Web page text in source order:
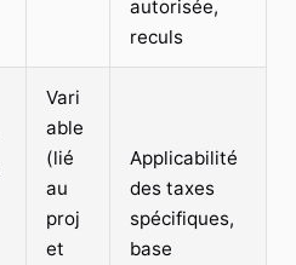
autorisée,
reculs
Vari
able
(lié
au
proj
et
Applicabilité
des taxes
spécifiques,
base